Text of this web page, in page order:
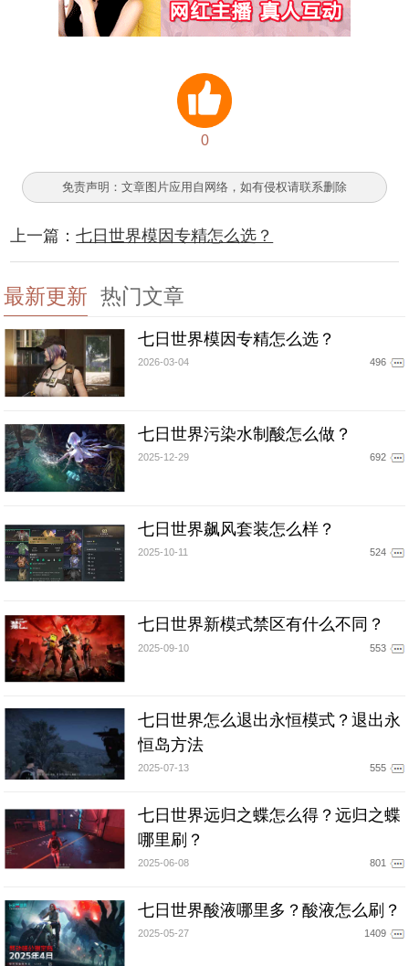
0
免责声明：文章图片应用自网络，如有侵权请联系删除
上一篇：七日世界模因专精怎么选？
最新更新 热门文章
七日世界模因专精怎么选？
2026-03-04 496
七日世界污染水制酸怎么做？
2025-12-29 692
七日世界飙风套装怎么样？
2025-10-11 524
七日世界新模式禁区有什么不同？
2025-09-10 553
七日世界怎么退出永恒模式？退出永
恒岛方法
2025-07-13 555
七日世界远归之蝶怎么得？远归之蝶
哪里刷？
2025-06-08 801
七日世界酸液哪里多？酸液怎么刷？
2025-05-27 1409